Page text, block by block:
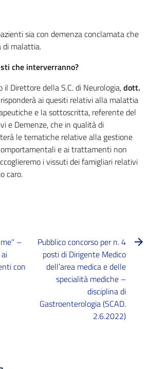
sia con demenza conclamata che
di malattia.
che interverranno?
il Direttore della S.C. di Neurologia,dott.
ai quesiti relativi alla malattia
e la sottoscritta, referente del
e Demenze, che in qualità di
le tematiche relative alla gestione
e ai trattamenti non
i vissuti dei famigliari relativi
caro.
–
con
Pubblico concorso per n. 4
posti di Dirigente Medico
dell’area medica e delle
specialità mediche –
disciplina di
Gastroenterologia (SCAD.
2.6.2022)